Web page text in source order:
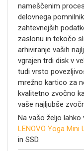
nameščenim
delovnega
zahtevnejših
zaslonu in tekočo
arhiviranje vaših
vgrajen trdi disk v
tudi vrsto
mrežno kartico za
kvalitetno zvočno
vaše najljubše
Na vašo željo lahko
LENOVO Yoga Mini
in SSD.